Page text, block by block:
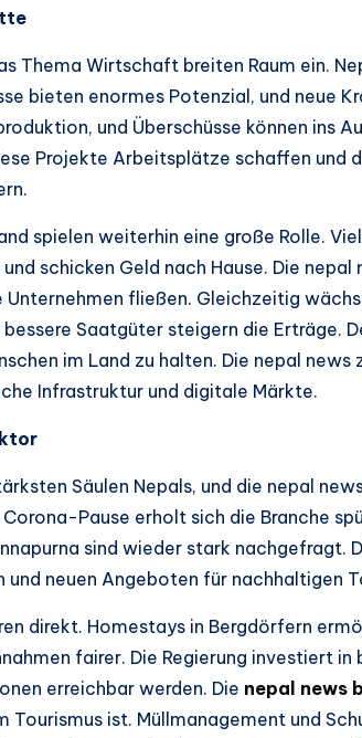
Thema Wirtschaft breiten Raum ein.
bieten enormes Potenzial, und neue
und Überschüsse können ins
Projekte Arbeitsplätze schaffen und
spielen weiterhin eine große Rolle.
schicken Geld nach Hause. Die nepal
Unternehmen fließen. Gleichzeitig
bessere Saatgüter steigern die Erträge.
im Land zu halten. Die nepal
Infrastruktur und digitale Märkte.
Säulen Nepals, und die nepal
Pause erholt sich die Branche
sind wieder stark nachgefragt.
und neuen Angeboten für nachhaltigen
direkt. Homestays in Bergdörfern
fairer. Die Regierung investiert in
erreichbar werden. Die nepal news
ist. Müllmanagement und